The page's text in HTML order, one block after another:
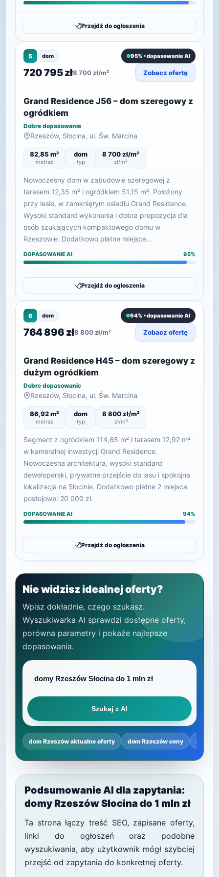
Przejdź do ogłoszenia
5 dom 95% • dopasowanie AI
720 795 zł8 700 zł/m² Zobacz ofertę
Grand Residence J56 – dom szeregowy z
ogródkiem
Dobre dopasowanie
Rzeszów, Słocina, ul. Św. Marcina
82,85 m²
metraż
dom
typ
8 700 zł/m²
zł/m²
Nowoczesny dom w zabudowie szeregowej z
tarasem 12,35 m² i ogródkiem 51,15 m². Położony
przy lesie, w zamkniętym osiedlu Grand Residence.
Wysoki standard wykonania i dobra propozycja dla
osób szukających kompaktowego domu w
Rzeszowie. Dodatkowo płatne miejsce…
DOPASOWANIE AI 95%
Przejdź do ogłoszenia
6 dom 94% • dopasowanie AI
764 896 zł8 800 zł/m² Zobacz ofertę
Grand Residence H45 – dom szeregowy z
dużym ogródkiem
Dobre dopasowanie
Rzeszów, Słocina, ul. Św. Marcina
86,92 m²
metraż
dom
typ
8 800 zł/m²
zł/m²
Segment z ogródkiem 114,65 m² i tarasem 12,92 m²
w kameralnej inwestycji Grand Residence.
Nowoczesna architektura, wysoki standard
deweloperski, prywatne przejście do lasu i spokojna
lokalizacja na Słocinie. Dodatkowo płatne 2 miejsca
postojowe: 20 000 zł.
DOPASOWANIE AI 94%
Przejdź do ogłoszenia
Nie widzisz idealnej oferty?
Wpisz dokładnie, czego szukasz.
Wyszukiwarka AI sprawdzi dostępne oferty,
porówna parametry i pokaże najlepsze
dopasowania.
Szukaj z AI
dom Rzeszów aktualne oferty dom Rzeszów ceny dom
Podsumowanie AI dla zapytania:
domy Rzeszów Słocina do 1 mln zł
Ta strona łączy treść SEO, zapisane oferty,
linki do ogłoszeń oraz podobne
wyszukiwania, aby użytkownik mógł szybciej
przejść od zapytania do konkretnej oferty.